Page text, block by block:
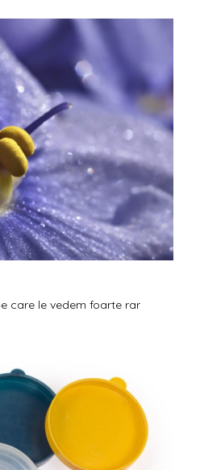
care le vedem foarte rar